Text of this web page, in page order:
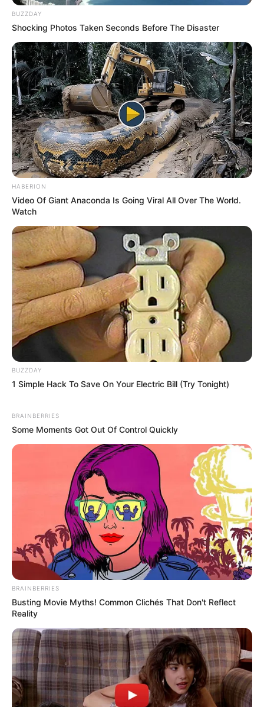
ΤΑ ΠΙΟ ΔΗΜΟΦΙΛΗ
BUZZDAY
Shocking Photos Taken Seconds Before The Disaster
HABERION
Video Of Giant Anaconda Is Going Viral All Over The World.
Watch
BUZZDAY
1 Simple Hack To Save On Your Electric Bill (Try Tonight)
BRAINBERRIES
Some Moments Got Out Of Control Quickly
BRAINBERRIES
Busting Movie Myths! Common Clichés That Don't Reflect
Reality